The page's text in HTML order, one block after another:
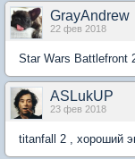
GrayAndrew
22 фев 2018
Star Wars Battlefront
ASLukUP
23 фев 2018
titanfall 2 , хороший